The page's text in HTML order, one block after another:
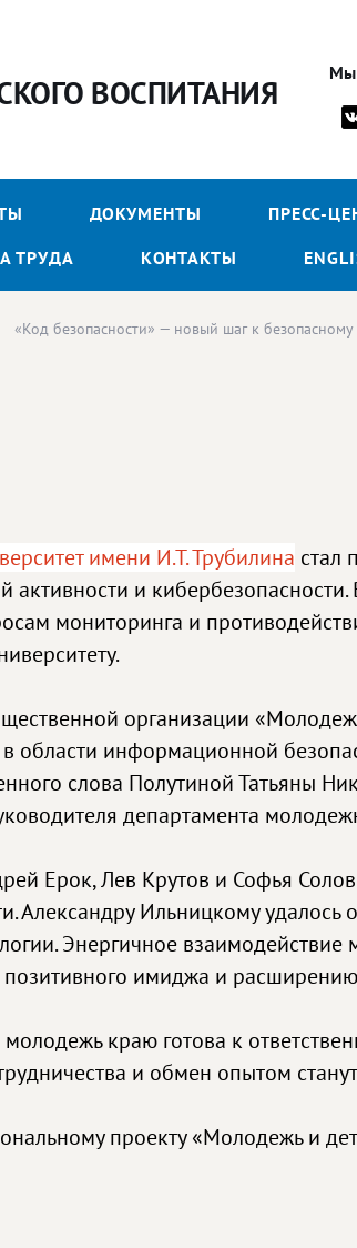
ВОСПИТАНИЯ
Мы
ДОКУМЕНТЫ ПРЕСС-
ТРУДА КОНТАКТЫ
«Код безопасности» — новый шаг к безопасному
имени И.Т. Трубилина стал
и
мониторинга и
организации
области информационной
слова Полутиной
департамента
Ерок, Лев Крутов и Софья
Александру Ильницкому
Энергичное
имиджа и
краю готова к
и обмен опытом
проекту «Молодежь и